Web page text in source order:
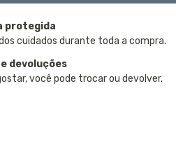
protegida
cuidados durante toda a compra.
devoluções
você pode trocar ou devolver.